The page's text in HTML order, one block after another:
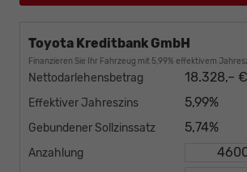
Toyota Kreditbank GmbH
Finanzieren Sie Ihr Fahrzeug mit 5,99% effektivem
Nettodarlehensbetrag 18.328,– €
Effektiver Jahreszins 5,99%
Gebundener Sollzinssatz 5,74%
Anzahlung